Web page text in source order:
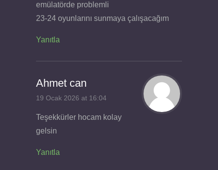
emülatörde problemli
23-24 oyunlarını sunmaya çalışacağım
Yanıtla
Ahmet can
19 Ocak 2026 at 16:04
Teşekkürler hocam kolay
gelsin
Yanıtla